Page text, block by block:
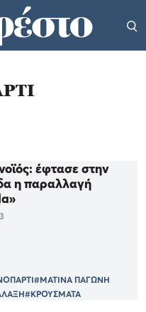
έφτασε στην
η παραλλαγή
#ΜΑΤΙΝΑ ΠΑΓΩΝΗ
#ΚΡΟΥΣΜΑΤΑ